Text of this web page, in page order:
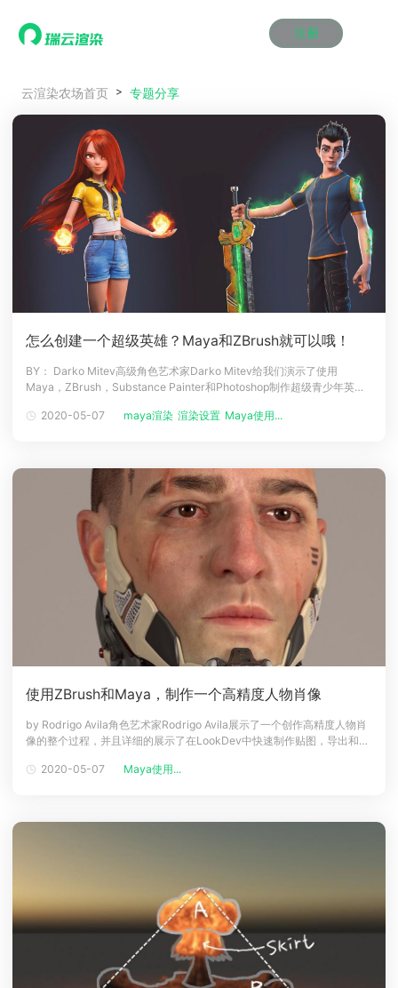
注册
效果图渲染
云制作
云渲染管理系统
瑞兔百宝箱
AI视频插帧
效果图渲染
云制作
云渲染管理系统
瑞兔百宝箱
AI视频插帧
效果图渲染
云制作
云渲染管理系统
瑞兔百宝箱
AI视频插帧
效果图渲染
云制作
云渲染管理系统
瑞兔百宝箱
AI视频插帧
效果图渲染
云制作
云渲染管理系统
瑞兔百宝箱
AI视频插帧
效果图渲染
云制作
云渲染管理系统
瑞兔百宝箱
AI视频插帧
解决方案
Maya云渲染方案
3ds Max云渲染方案
Cinema 4D云渲染方案
Blender 云渲染方案
Maya AI渲染方案
Maya云渲染方案
3ds Max云渲染方案
Cinema 4D云渲染方案
Blender 云渲染方案
Maya AI渲染方案
Maya云渲染方案
3ds Max云渲染方案
Cinema 4D云渲染方案
Blender 云渲染方案
Maya AI渲染方案
Maya云渲染方案
3ds Max云渲染方案
Cinema 4D云渲染方案
Blender 云渲染方案
Maya AI渲染方案
Maya云渲染方案
3ds Max云渲染方案
Cinema 4D云渲染方案
Blender 云渲染方案
Maya AI渲染方案
Maya云渲染方案
3ds Max云渲染方案
Cinema 4D云渲染方案
Blender 云渲染方案
Maya AI渲染方案
价格
动画价格
效果图价格
云制作价格
动画价格
效果图价格
云制作价格
动画价格
效果图价格
云制作价格
动画价格
效果图价格
云制作价格
动画价格
效果图价格
云制作价格
动画价格
效果图价格
云制作价格
案例
资讯&赛事
新闻资讯
渲染百科
渲染大赛
泛CG交流会
新闻资讯
渲染百科
渲染大赛
泛CG交流会
新闻资讯
渲染百科
渲染大赛
泛CG交流会
新闻资讯
渲染百科
渲染大赛
泛CG交流会
新闻资讯
渲染百科
渲染大赛
泛CG交流会
新闻资讯
渲染百科
渲染大赛
泛CG交流会
特惠专区
教育优惠
教育优惠
教育优惠
教育优惠
教育优惠
教育优惠
关于我们
下载
云渲染农场首页 专题分享
怎么创建一个超级英雄？Maya和ZBrush就可以哦！
BY： Darko Mitev高级角色艺术家Darko Mitev给我们演示了使用
Maya，ZBrush，Substance Painter和Photoshop制作超级青少年英雄
Photoshop，Redshift介绍：在本教程中，展示了一幅作品克洛伊的
2020-05-07 maya渲染 渲染设置 Maya使用...
使用ZBrush和Maya，制作一个高精度人物肖像
by Rodrigo Avila角色艺术家Rodrigo Avila展示了一个创作高精度人物肖
像的整个过程，并且详细的展示了在LookDev中快速制作贴图，导出和调
Substance Painter介绍在本教程中，角色艺术家Rodrigo Avila展示
2020-05-07 Maya使用...